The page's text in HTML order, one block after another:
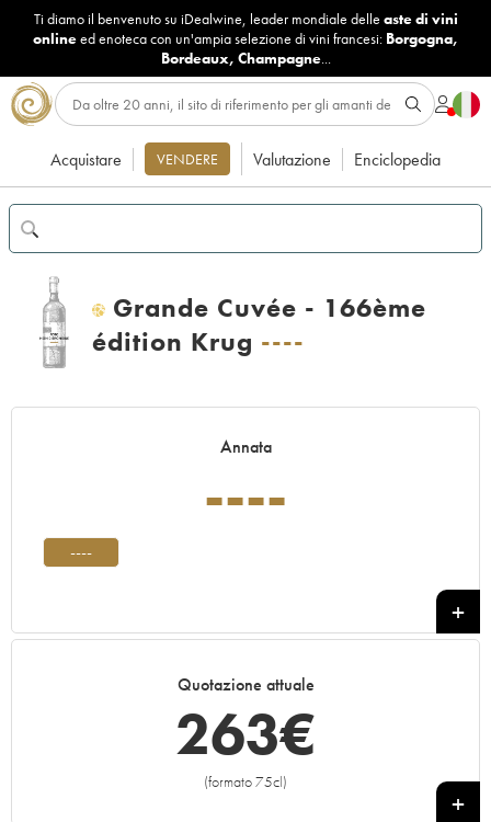
Ti diamo il benvenuto su iDealwine, leader mondiale delle aste di vini
onlineed enoteca con un'ampia selezione di vini francesi: Borgogna,
Bordeaux, Champagne...
Acquistare VENDERE Valutazione Enciclopedia
H
Grande Cuvée - 166ème
édition Krug ----
Annata
----
----
Quotazione attuale
263€
(formato 75cl)
+